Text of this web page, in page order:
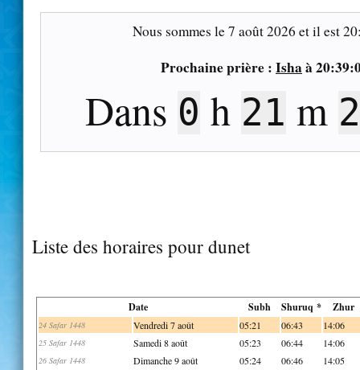
Nous sommes le7 août 2026 et il est
Prochaine prière : Isha à
Dans 0 h 21 m
Liste des horaires pour dunet
Date Subh Shuruq * Zhur
24 Safar 1448 Vendredi 7 août 05:21 06:43 14:06
25 Safar 1448 Samedi 8 août 05:23 06:44 14:06
26 Safar 1448 Dimanche 9 août 05:24 06:46 14:05